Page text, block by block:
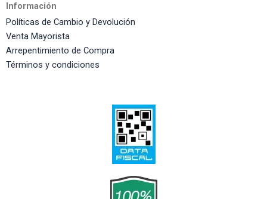
Información
Políticas de Cambio y Devolución
Venta Mayorista
Arrepentimiento de Compra
Términos y condiciones